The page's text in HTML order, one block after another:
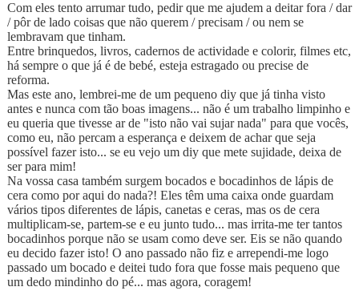
Com eles tento arrumar tudo, pedir que me ajudem a deitar fora / dar
/ pôr de lado coisas que não querem / precisam / ou nem se
lembravam que tinham.
Entre brinquedos, livros, cadernos de actividade e colorir, filmes etc,
há sempre o que já é de bebé, esteja estragado ou precise de
reforma.
Mas este ano, lembrei-me de um pequeno diy que já tinha visto
antes e nunca com tão boas imagens... não é um trabalho limpinho e
eu queria que tivesse ar de "isto não vai sujar nada" para que vocês,
como eu, não percam a esperança e deixem de achar que seja
possível fazer isto... se eu vejo um diy que mete sujidade, deixa de
ser para mim!
Na vossa casa também surgem bocados e bocadinhos de lápis de
cera como por aqui do nada?! Eles têm uma caixa onde guardam
vários tipos diferentes de lápis, canetas e ceras, mas os de cera
multiplicam-se, partem-se e eu junto tudo... mas irrita-me ter tantos
bocadinhos porque não se usam como deve ser. Eis se não quando
eu decido fazer isto! O ano passado não fiz e arrependi-me logo
passado um bocado e deitei tudo fora que fosse mais pequeno que
um dedo mindinho do pé... mas agora, coragem!